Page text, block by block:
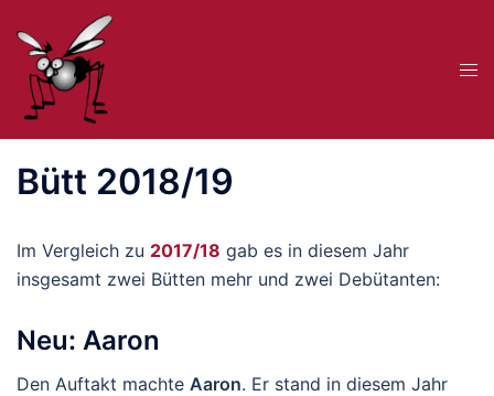
Inhalt
springen
Bütt 2018/19
Im Vergleich zu 2017/18 gab es in diesem Jahr
insgesamt zwei Bütten mehr und zwei Debütanten:
Neu: Aaron
Den Auftakt machte Aaron. Er stand in diesem Jahr